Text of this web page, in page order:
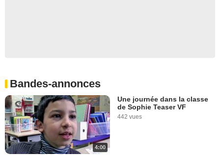
Bandes-annonces
4:00
Une journée dans la classe
de Sophie Teaser VF
442 vues